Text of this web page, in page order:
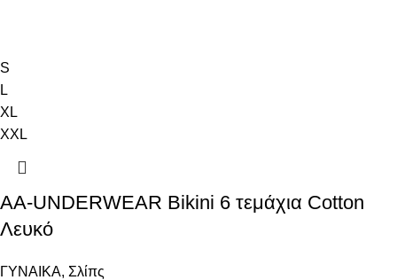
S
L
XL
XXL
AA-UNDERWEAR Bikini 6 τεμάχια Cotton
Λευκό
ΓΥΝΑΙΚΑ, Σλίπς